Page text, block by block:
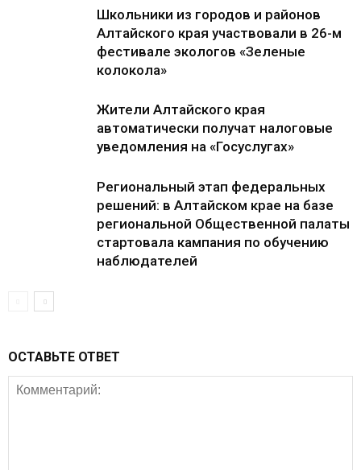
Школьники из городов и районов
Алтайского края участвовали в 26-м
фестивале экологов «Зеленые
колокола»
Жители Алтайского края
автоматически получат налоговые
уведомления на «Госуслугах»
Региональный этап федеральных
решений: в Алтайском крае на базе
региональной Общественной палаты
стартовала кампания по обучению
наблюдателей
ОСТАВЬТЕ ОТВЕТ